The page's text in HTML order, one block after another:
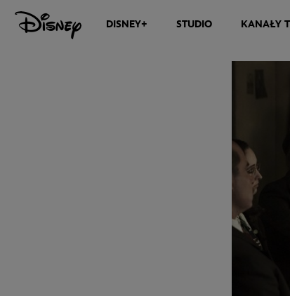
DISNEY+ STUDIO KANAŁY